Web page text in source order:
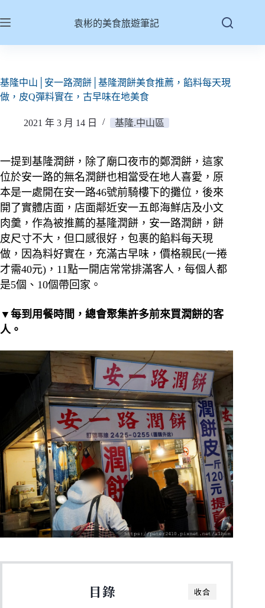
至
容
袁彬的美食旅遊筆記
基隆中山│安一路潤餅│基隆潤餅美食推薦，餡料每天現
做，皮Q彈料實在，古早味在地美食
2021 年 3 月 14 日 基隆.中山區
一提到基隆潤餅，除了廟口夜市的鄭潤餅，這家
位於安一路的無名潤餅也相當受在地人喜愛，原
本是一處開在安一路46號前騎樓下的攤位，後來
開了實體店面，店面鄰近安一五郎海鮮店及小文
肉羹，作為被推薦的基隆潤餅，安一路潤餅，餅
皮尺寸不大，但口感很好，包裹的餡料每天現
做，因為料好實在，充滿古早味，價格親民(一捲
才需40元)，11點一開店常常排滿客人，每個人都
是5個、10個帶回家。
▼每到用餐時間，總會聚集許多前來買潤餅的客
人。
收合
目錄